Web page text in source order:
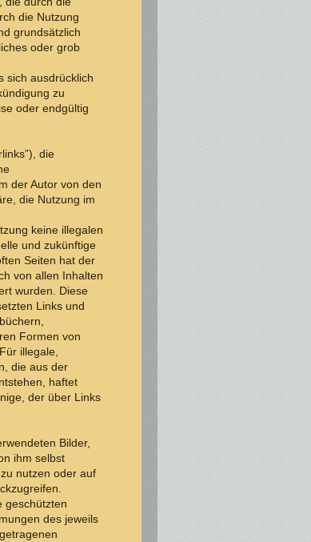
die Nutzung
grundsätzlich
oder grob
sich ausdrücklich
zu
oder endgültig
die
der Autor von den
die Nutzung im
keine illegalen
und zukünftige
Seiten hat der
von allen Inhalten
wurden. Diese
Links und
Formen von
illegale,
die aus der
haftet
der über Links
Bilder,
ihm selbst
nutzen oder auf
geschützten
des jeweils